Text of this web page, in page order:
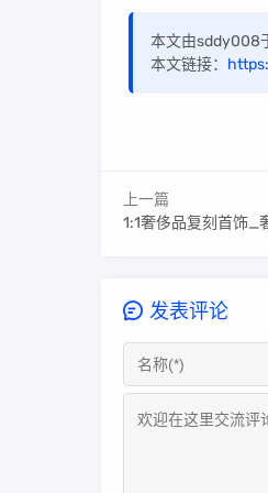
本文由sddy008
本文链接：
上一篇
1:1奢侈品复刻首饰_
发表评论